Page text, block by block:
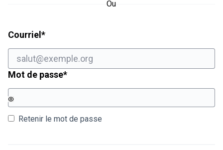
Ou
Courriel *Champ obligatoire
Mot de passe*Champ obligatoire
Retenir le mot de passe